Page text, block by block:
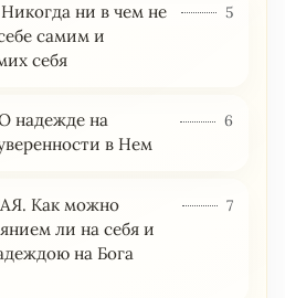
ни в чем не
самим и
себя
5
надежде на
в Нем
6
Как можно
ли на себя и
на Бога
7